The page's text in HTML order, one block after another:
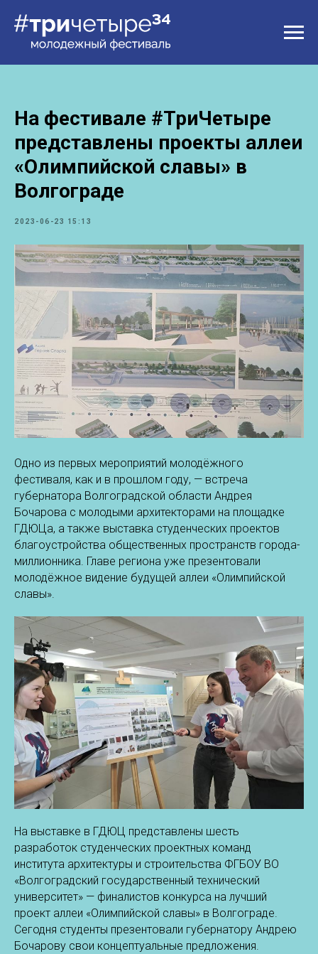
На фестивале #ТриЧетыре
представлены проекты аллеи
«Олимпийской славы» в
Волгограде
2023-06-23 15:13
Одно из первых мероприятий молодёжного
фестиваля, как и в прошлом году, — встреча
губернатора Волгоградской области Андрея
Бочарова с молодыми архитекторами на площадке
ГДЮЦа, а также выставка студенческих проектов
благоустройства общественных пространств города-
миллионника. Главе региона уже презентовали
молодёжное видение будущей аллеи «Олимпийской
славы».
На выставке в ГДЮЦ представлены шесть
разработок студенческих проектных команд
института архитектуры и строительства ФГБОУ ВО
«Волгоградский государственный технический
университет» — финалистов конкурса на лучший
проект аллеи «Олимпийской славы» в Волгограде.
Сегодня студенты презентовали губернатору Андрею
Бочарову свои концептуальные предложения.